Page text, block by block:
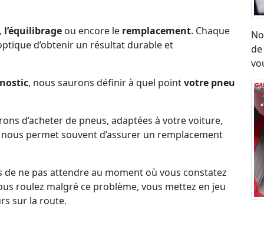
ou encore le remplacement. Chaque
d’obtenir un résultat durable et
, nous saurons définir à quel pointvotre pneu
d’acheter de pneus, adaptées à votre voiture,
permet souvent d’assurer un remplacement
ne pas attendre au moment où vous constatez
roulez malgré ce problème, vous mettez en jeu
sur la route.